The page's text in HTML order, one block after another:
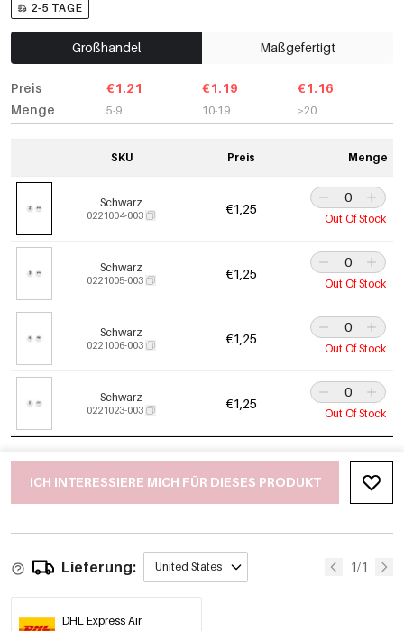
2-5 TAGE
Großhandel Maßgefertigt
Preis
Menge
€1.21
5-9
€1.19
10-19
€1.16
≥20
SKU Preis Menge
Schwarz
0221004-003 €1,25
Out Of Stock
Schwarz
0221005-003 €1,25
Out Of Stock
Schwarz
0221006-003 €1,25
Out Of Stock
Schwarz
0221023-003 €1,25
Out Of Stock
ICH INTERESSIERE MICH FÜR DIESES PRODUKT
Lieferung: United States 1/1
DHL Express Air